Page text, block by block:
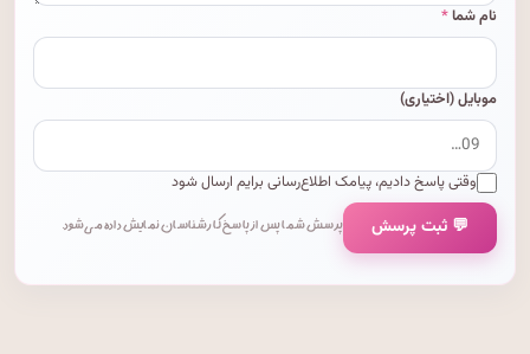
نام شما*
موبایل (اختیاری)
وقتی پاسخ دادیم، پیامک اطلاع‌رسانی برایم ارسال شود
💬 ثبت پرسش پرسش شما پس از پاسخ کارشناسان نمایش داده می‌شود.